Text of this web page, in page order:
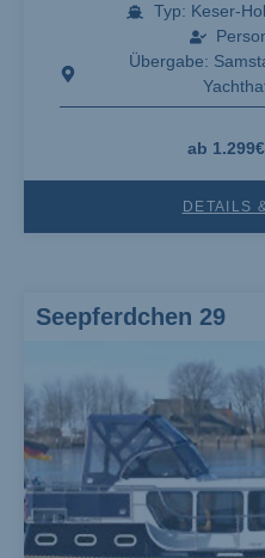
Typ: Keser-
Übergabe:
ab
DETAILS
Seepferdchen 29